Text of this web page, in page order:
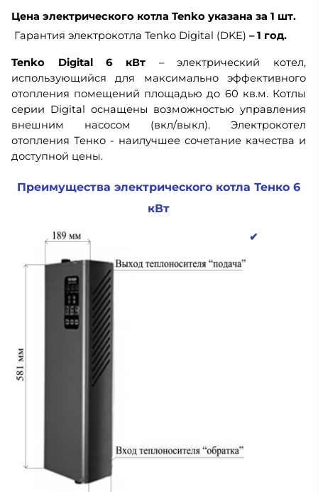
Цена электрического котла Tenko указана за 1 шт.
Гарантия электрокотла Tenko Digital (DKE) – 1 год.
Tenko Digital 6 кВт – электрический котел,
использующийся для максимально эффективного
отопления помещений площадью до 60 кв.м. Котлы
серии Digital оснащены возможностью управления
внешним насосом (вкл/выкл). Электрокотел
отопления Тенко - наилучшее сочетание качества и
доступной цены.
Преимущества электрического котла Тенко 6
кВт
✔